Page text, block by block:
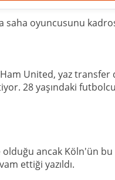
saha oyuncusunu
United, yaz
28 yaşındaki
ancak Köln'ün
ettiği yazıldı.